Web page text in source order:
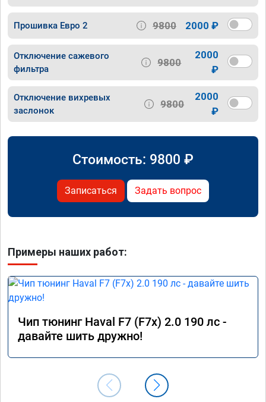
Прошивка Евро 2 9800 2000 ₽
Отключение сажевого
фильтра
9800
2000
₽
Отключение вихревых
заслонок
9800
2000
₽
Стоимость: 9800 ₽
Записаться Задать вопрос
Примеры наших работ:
Чип тюнинг Haval F7 (F7x) 2.0 190 лс -
давайте шить дружно!